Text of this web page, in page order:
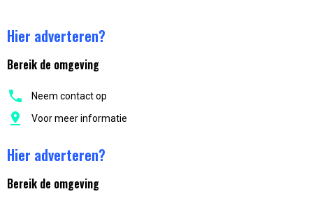
Hier adverteren?
Bereik de omgeving
Neem contact op
Voor meer informatie
Hier adverteren?
Bereik de omgeving